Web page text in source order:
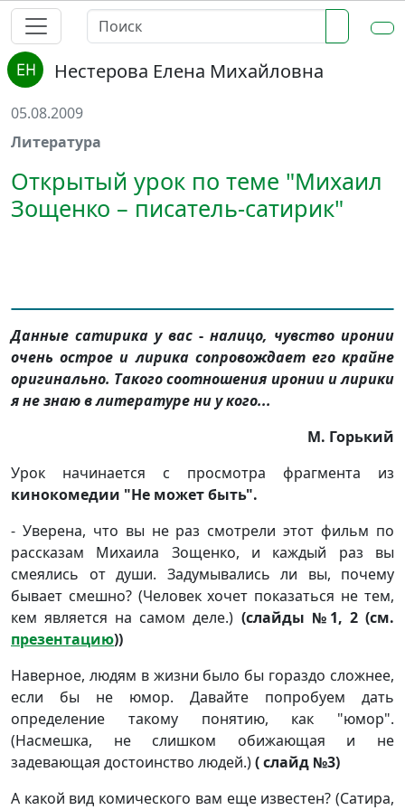
Нестерова Елена Михайловна
05.08.2009
Литература
Открытый урок по теме "Михаил
Зощенко – писатель-сатирик"
Данные сатирика у вас - налицо, чувство иронии
очень острое и лирика сопровождает его крайне
оригинально. Такого соотношения иронии и лирики
я не знаю в литературе ни у кого...
М. Горький
Урок начинается с просмотра фрагмента из
кинокомедии "Не может быть".
- Уверена, что вы не раз смотрели этот фильм по
рассказам Михаила Зощенко, и каждый раз вы
смеялись от души. Задумывались ли вы, почему
бывает смешно? (Человек хочет показаться не тем,
кем является на самом деле.) (слайды №1, 2 (см.
презентацию))
Наверное, людям в жизни было бы гораздо сложнее,
если бы не юмор. Давайте попробуем дать
определение такому понятию, как "юмор".
(Насмешка, не слишком обижающая и не
задевающая достоинство людей.)( слайд №3)
А какой вид комического вам еще известен? (Сатира,